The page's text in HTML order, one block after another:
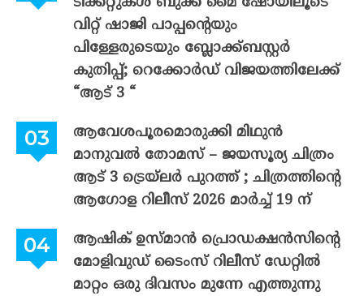
വിറ്റ് ഷാജി പാപ്പന്റെയും
പിള്ളേരുടെയും ബ്ലോക്ക്ബസ്റ്റർ
കുതിപ്പ്; റെക്കോർഡ് വിജയത്തിലേക്ക്
“ആട് 3 “
ആവേശപൂരമൊരുക്കി മിഥുൻ
മാനുവൽ തോമസ് – ജയസൂര്യ ചിത്രം
ആട് 3 ട്രെയ്‌ലർ പുറത്ത് ; ചിത്രത്തിന്റെ
ആഗോള റിലീസ് 2026 മാർച്ച് 19 ന്
ആഷിക് ഉസ്മാൻ പ്രൊഡക്ഷൻസിന്റെ
മോളിവുഡ് ടൈംസ് റിലീസ് ഡേറ്റിൽ
മാറ്റം ഒരു ദിവസം മുന്നേ എത്തുന്നു